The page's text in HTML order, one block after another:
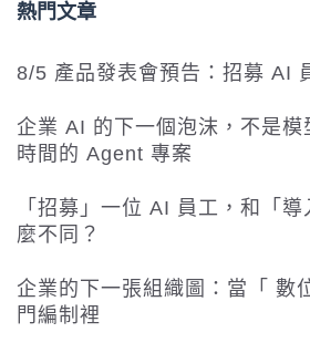
熱門文章
8/5 產品發表會預告：招募 AI
企業 AI 的下一個泡沫，不是模
時間的 Agent 專案
「招募」一位 AI 員工，和「
麼不同？
企業的下一張組織圖：當「 數
門編制裡